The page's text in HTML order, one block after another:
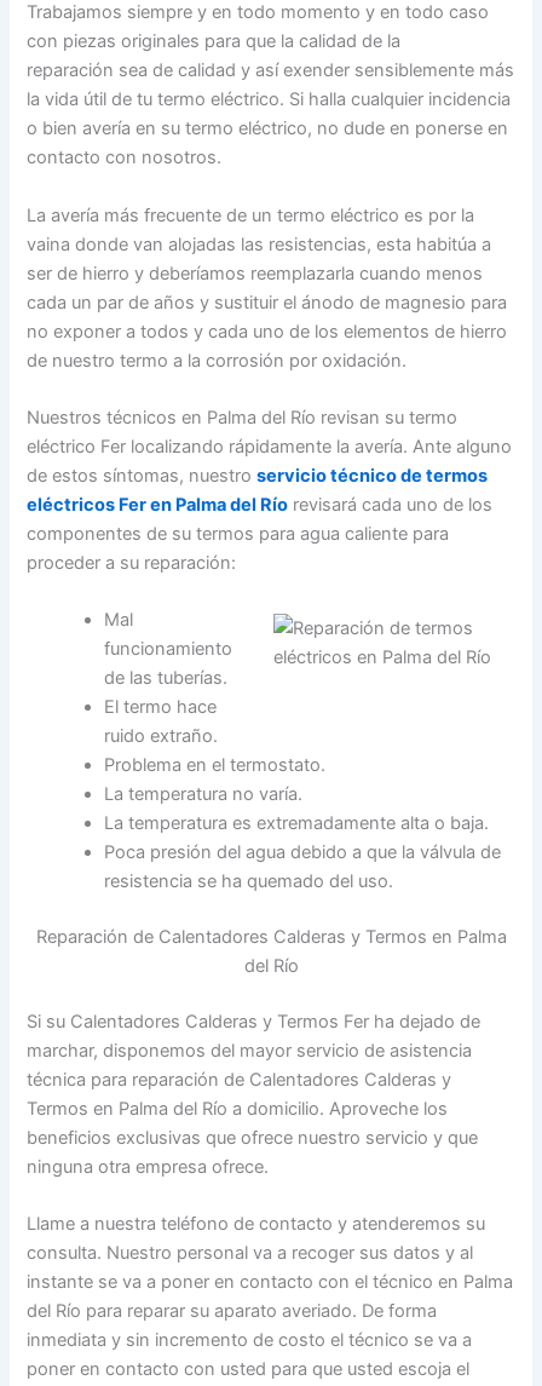
Trabajamos siempre y en todo momento y en todo caso
con piezas originales para que la calidad de la
reparación sea de calidad y así exender sensiblemente más
la vida útil de tu termo eléctrico. Si halla cualquier incidencia
o bien avería en su termo eléctrico, no dude en ponerse en
contacto con nosotros.
La avería más frecuente de un termo eléctrico es por la
vaina donde van alojadas las resistencias, esta habitúa a
ser de hierro y deberíamos reemplazarla cuando menos
cada un par de años y sustituir el ánodo de magnesio para
no exponer a todos y cada uno de los elementos de hierro
de nuestro termo a la corrosión por oxidación.
Nuestros técnicos en Palma del Río revisan su termo
eléctrico Fer localizando rápidamente la avería. Ante alguno
de estos síntomas, nuestroservicio técnico de termos
eléctricos Fer en Palma del Río revisará cada uno de los
componentes de su termos para agua caliente para
proceder a su reparación:
Mal
funcionamiento
de las tuberías.
El termo hace
ruido extraño.
Problema en el termostato.
La temperatura no varía.
La temperatura es extremadamente alta o baja.
Poca presión del agua debido a que la válvula de
resistencia se ha quemado del uso.
Reparación de Calentadores Calderas y Termos en Palma
del Río
Si su Calentadores Calderas y Termos Fer ha dejado de
marchar, disponemos del mayor servicio de asistencia
técnica para reparación de Calentadores Calderas y
Termos en Palma del Río a domicilio. Aproveche los
beneficios exclusivas que ofrece nuestro servicio y que
ninguna otra empresa ofrece.
Llame a nuestra teléfono de contacto y atenderemos su
consulta. Nuestro personal va a recoger sus datos y al
instante se va a poner en contacto con el técnico en Palma
del Río para reparar su aparato averiado. De forma
inmediata y sin incremento de costo el técnico se va a
poner en contacto con usted para que usted escoja el